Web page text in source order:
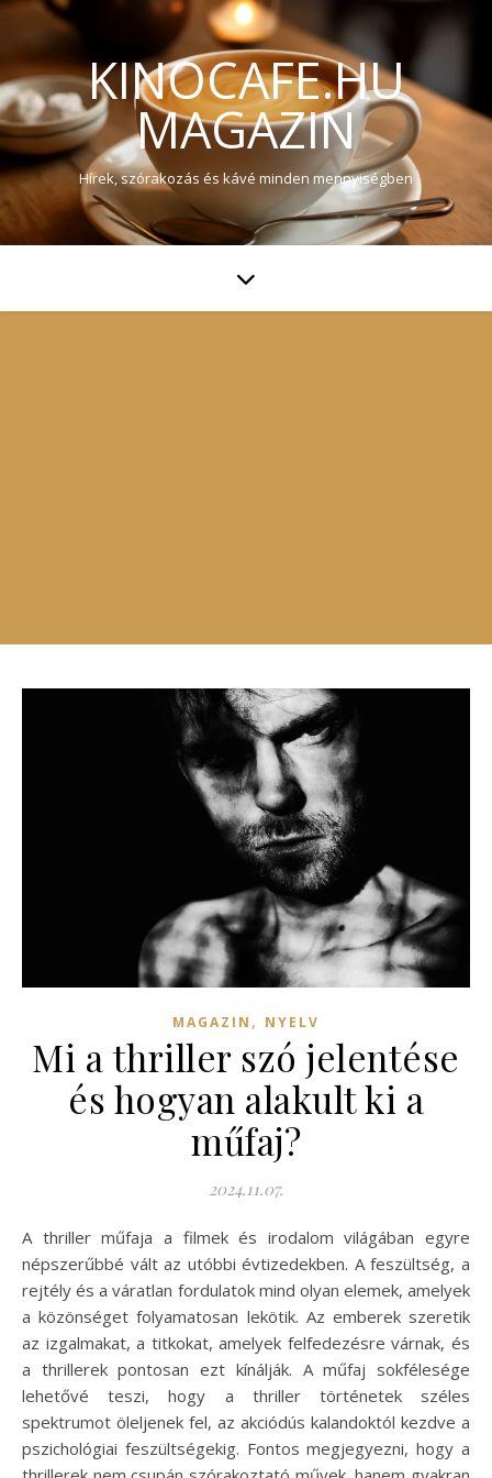
KINOCAFE.HU
MAGAZIN
Hírek, szórakozás és kávé minden mennyiségben
MAGAZIN , NYELV
Mi a thriller szó jelentése
és hogyan alakult ki a
műfaj?
2024.11.07.
A thriller műfaja a filmek és irodalom világában egyre
népszerűbbé vált az utóbbi évtizedekben. A feszültség, a
rejtély és a váratlan fordulatok mind olyan elemek, amelyek
a közönséget folyamatosan lekötik. Az emberek szeretik
az izgalmakat, a titkokat, amelyek felfedezésre várnak, és
a thrillerek pontosan ezt kínálják. A műfaj sokfélesége
lehetővé teszi, hogy a thriller történetek széles
spektrumot öleljenek fel, az akciódús kalandoktól kezdve a
pszichológiai feszültségekig. Fontos megjegyezni, hogy a